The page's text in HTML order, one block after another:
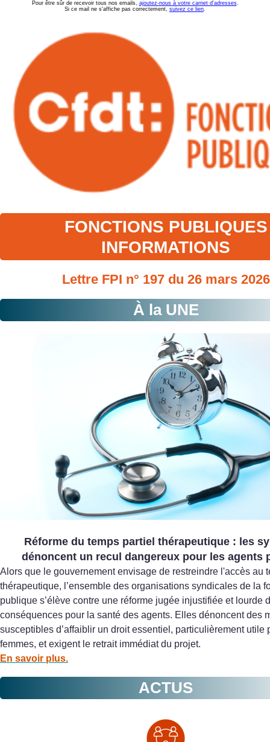
Pour être sûr de recevoir tous nos emails, ajoutez-nous à votre carnet d'adresses.
Si ce mail ne s'affiche pas correctement, suivez ce lien.
FONCTIONS PUBLIQUES
INFORMATIONS
Lettre FPI n° 197 du 26 mars 2026
À la UNE
Réforme du temps partiel thérapeutique : les
dénoncent un recul dangereux pour les agents
Alors que le gouvernement envisage de restreindre l'accès au
thérapeutique, l’ensemble des organisations syndicales de la
publique s’élève contre une réforme jugée injustifiée et lourde
conséquences pour la santé des agents. Elles dénoncent des
susceptibles d’affaiblir un droit essentiel, particulièrement utile
femmes, et exigent le retrait immédiat du projet.
En savoir plus.
ACTUS